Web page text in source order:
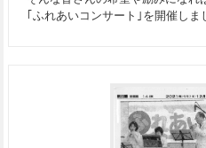
｢ふれあいコンサート｣を開催しま